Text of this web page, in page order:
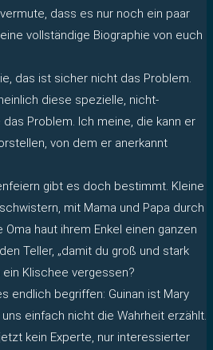
dass es nur noch ein paar
vollständige Biographie von euch
das ist sicher nicht das Problem.
diese spezielle, nicht-
das Problem. Ich meine, die kann er
von dem er anerkannt
gibt es doch bestimmt. Kleine
mit Mama und Papa durch
Oma haut ihrem Enkel einen ganzen
Teller, „damit du groß und stark
Klischee vergessen?
endlich begriffen: Guinan ist Mary
einfach nicht die Wahrheit erzählt.
kein Experte, nur interessierter